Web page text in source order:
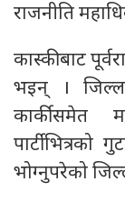
राजनीति
कास्कीबाट
भइन् ।
कार्कीसमेत
भोग्नुपरेको